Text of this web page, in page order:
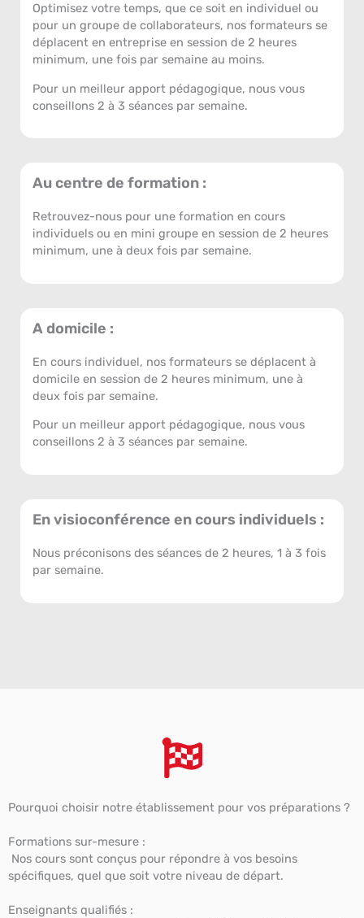
Optimisez votre temps, que ce soit en individuel ou
pour un groupe de collaborateurs, nos formateurs se
déplacent en entreprise en session de 2 heures
minimum, une fois par semaine au moins.
Pour un meilleur apport pédagogique, nous vous
conseillons 2 à 3 séances par semaine.
Au centre de formation :
Retrouvez-nous pour une formation en cours
individuels ou en mini groupe en session de 2 heures
minimum, une à deux fois par semaine.
A domicile :
En cours individuel, nos formateurs se déplacent à
domicile en session de 2 heures minimum, une à
deux fois par semaine.
Pour un meilleur apport pédagogique, nous vous
conseillons 2 à 3 séances par semaine.
En visioconférence en cours individuels :
Nous préconisons des séances de 2 heures, 1 à 3 fois
par semaine.
Pourquoi choisir notre établissement pour vos préparations ?
Formations sur-mesure :
Nos cours sont conçus pour répondre à vos besoins
spécifiques, quel que soit votre niveau de départ.
Enseignants qualifiés :